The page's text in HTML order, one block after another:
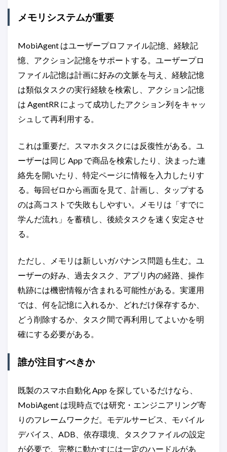
メモリシステムが重要
MobiAgent はユーザープロファイル記憶、経験記
憶、アクション記憶をサポートする。ユーザープロ
ファイル記憶は計画に好みの文脈を与え、経験記憶
は類似タスクの実行経験を検索し、アクション記憶
は AgentRR によって成功したアクション列をキャッ
シュして再利用する。
これは重要だ。スマホタスクには反復性がある。ユ
ーザーは同じ App で商品を検索したり、決まった連
絡先を開いたり、特定ページに情報を入力したりす
る。毎回ゼロから画面を見て、計画し、タップする
のは高コストで失敗もしやすい。メモリは「すでに
学んだ流れ」を蓄積し、後続タスクを速く安定させ
る。
ただし、メモリは新しいガバナンス問題も生む。ユ
ーザーの好み、過去タスク、アプリ内の経路、操作
軌跡には機密情報が含まれる可能性がある。実運用
では、何を記憶に入れるか、どれだけ保存するか、
どう削除するか、タスク間で再利用してよいかを明
確にする必要がある。
誰が注目すべきか
既製のスマホ自動化 App を探しているだけなら、
MobiAgent は現時点では研究・エンジニアリング寄
りのフレームワークだ。モデルサービス、モバイル
デバイス、ADB、依存環境、タスクファイルの設定
が必要で、完整に動かすには一定のハードルがあ